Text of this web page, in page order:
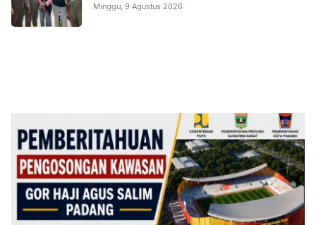
Minggu, 9 Agustus 2026